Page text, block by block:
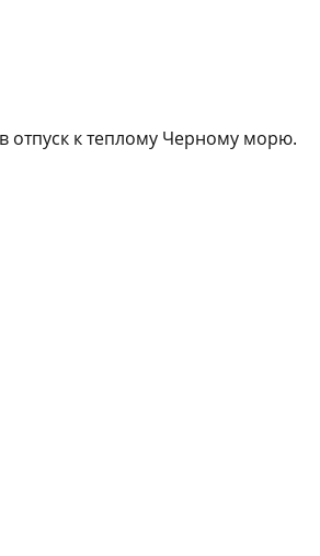
отпуск к теплому Черному морю.